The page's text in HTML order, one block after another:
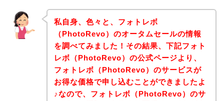
私自身、色々と、フォトレボ
（PhotoRevo）のオータムセールの情報
を調べてみました！その結果、下記フォト
レボ（PhotoRevo）の公式ページより、
フォトレボ（PhotoRevo）のサービスが
お得な価格で申し込むことができましたよ
♪なので、フォトレボ（PhotoRevo）のサ